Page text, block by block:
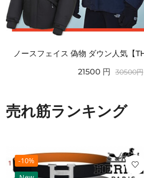
21500 円 30500円
売れ筋ランキング
-10%